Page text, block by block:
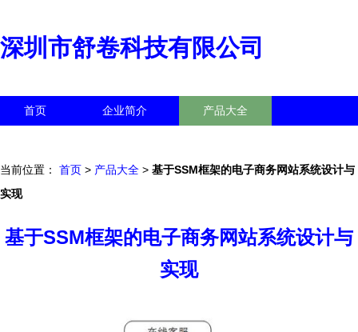
深圳市舒卷科技有限公司
首页 企业简介 产品大全
当前位置： 首页 > 产品大全 > 基于SSM框架的电子商务网站系统设计与
实现
基于SSM框架的电子商务网站系统设计与
实现